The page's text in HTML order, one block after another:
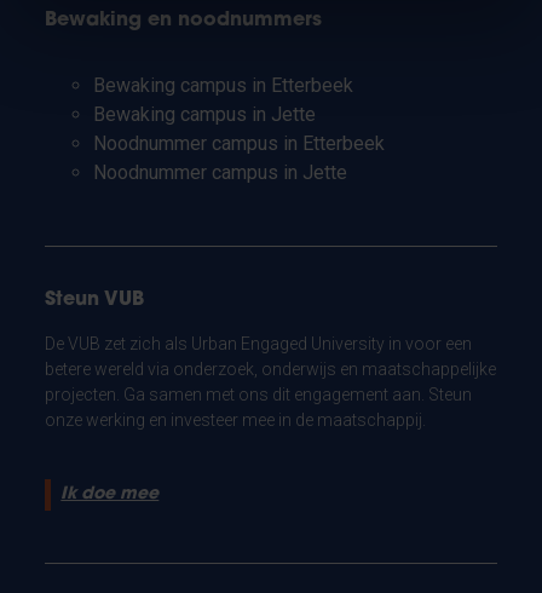
Bewaking en noodnummers
Bewaking campus in Etterbeek
Bewaking campus in Jette
Noodnummer campus in Etterbeek
Noodnummer campus in Jette
Steun VUB
De VUB zet zich als Urban Engaged University in voor een
betere wereld via onderzoek, onderwijs en maatschappelijke
projecten. Ga samen met ons dit engagement aan. Steun
onze werking en investeer mee in de maatschappij.
Ik doe mee